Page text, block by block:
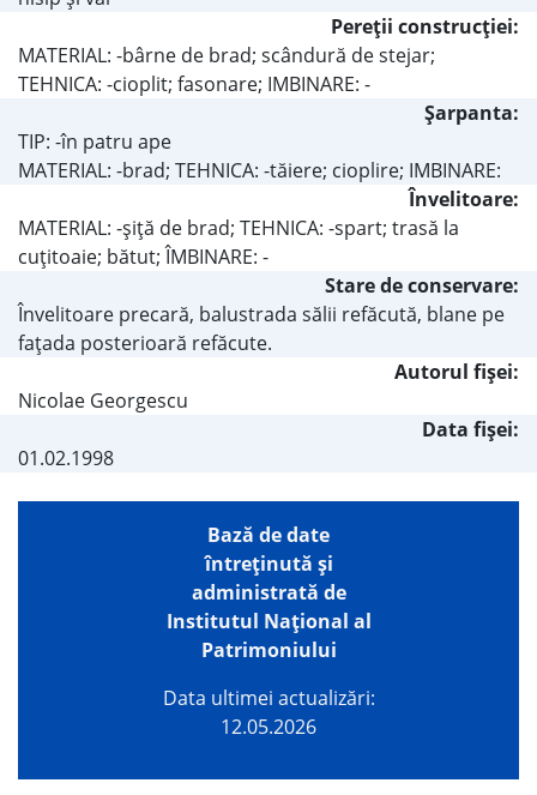
Pereţii construcţiei:
MATERIAL: -bârne de brad; scândură de stejar;
TEHNICA: -cioplit; fasonare; IMBINARE: -
Şarpanta:
TIP: -în patru ape
MATERIAL: -brad; TEHNICA: -tăiere; cioplire; IMBINARE:
Învelitoare:
MATERIAL: -şiţă de brad; TEHNICA: -spart; trasă la
cuţitoaie; bătut; ÎMBINARE: -
Stare de conservare:
Învelitoare precară, balustrada sălii refăcută, blane pe
faţada posterioară refăcute.
Autorul fişei:
Nicolae Georgescu
Data fișei:
01.02.1998
Bază de date
întreţinută şi
administrată de
Institutul Național al
Patrimoniului
Data ultimei actualizări:
12.05.2026